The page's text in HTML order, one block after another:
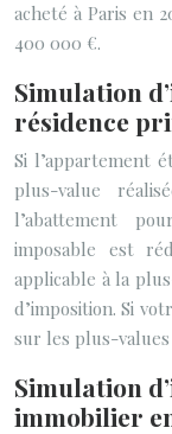
acheté à Paris en
400 000 €.
Simulation
résidence
Si l’appartement
plus-value
l’abattement
imposable est
applicable à la
d’imposition. Si
sur les plus-values
Simulation
immobilier